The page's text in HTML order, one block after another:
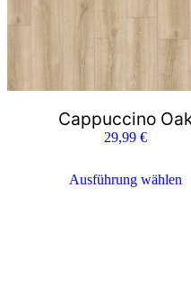
Cappuccino
29,99€
Ausführung wählen